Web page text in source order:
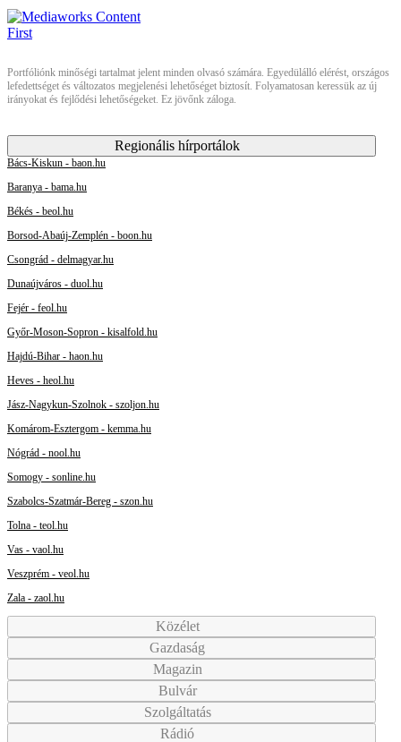
Portfóliónk minőségi tartalmat jelent minden olvasó számára. Egyedülálló elérést, országos
lefedettséget és változatos megjelenési lehetőséget biztosít. Folyamatosan keressük az új
irányokat és fejlődési lehetőségeket. Ez jövőnk záloga.
Regionális hírportálok
Bács-Kiskun - baon.hu
Baranya - bama.hu
Békés - beol.hu
Borsod-Abaúj-Zemplén - boon.hu
Csongrád - delmagyar.hu
Dunaújváros - duol.hu
Fejér - feol.hu
Győr-Moson-Sopron - kisalfold.hu
Hajdú-Bihar - haon.hu
Heves - heol.hu
Jász-Nagykun-Szolnok - szoljon.hu
Komárom-Esztergom - kemma.hu
Nógrád - nool.hu
Somogy - sonline.hu
Szabolcs-Szatmár-Bereg - szon.hu
Tolna - teol.hu
Vas - vaol.hu
Veszprém - veol.hu
Zala - zaol.hu
Közélet
Gazdaság
Magazin
Bulvár
Szolgáltatás
Rádió